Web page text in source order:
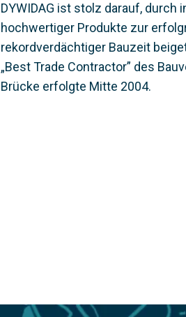
DYWIDAG ist stolz darauf,
hochwertiger Produkte zur
rekordverdächtiger Bauzeit
„Best Trade Contractor” des
Brücke erfolgte Mitte 2004.